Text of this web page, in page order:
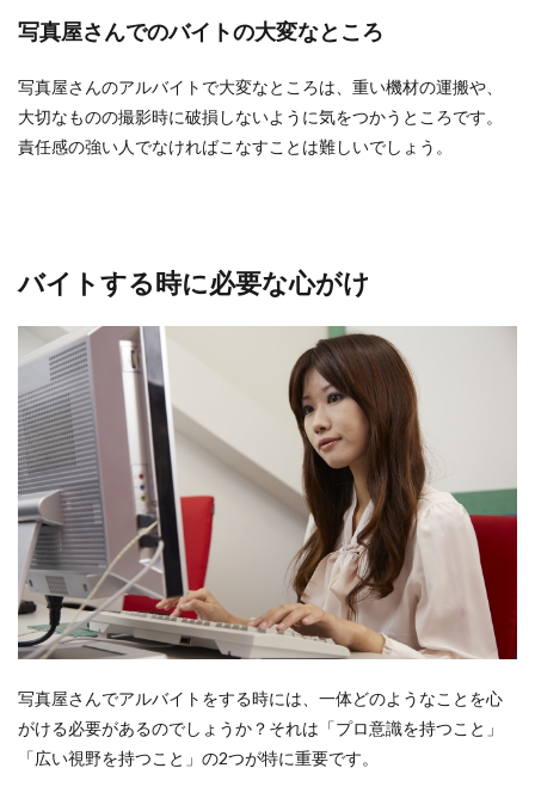
写真屋さんでのバイトの大変なところ
写真屋さんのアルバイトで大変なところは、重い機材の運搬や、
大切なものの撮影時に破損しないように気をつかうところです。
責任感の強い人でなければこなすことは難しいでしょう。
バイトする時に必要な心がけ
写真屋さんでアルバイトをする時には、一体どのようなことを心
がける必要があるのでしょうか？それは「プロ意識を持つこと」
「広い視野を持つこと」の2つが特に重要です。